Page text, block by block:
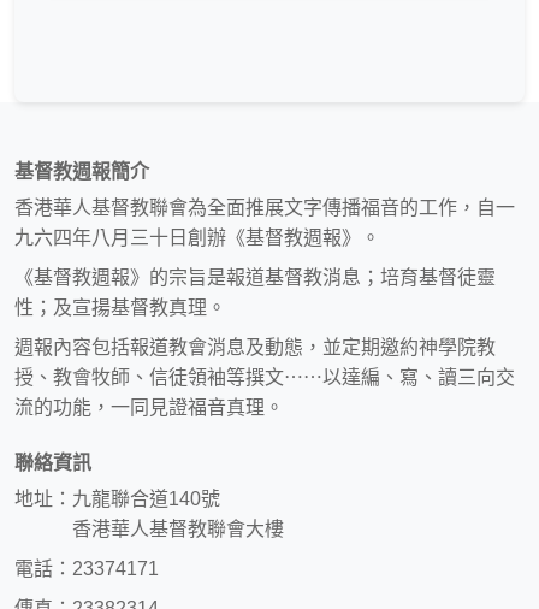
基督教週報簡介
香港華人基督教聯會為全面推展文字傳播福音的工作，自一
九六四年八月三十日創辦《基督教週報》。
《基督教週報》的宗旨是報道基督教消息；培育基督徒靈
性；及宣揚基督教真理。
週報內容包括報道教會消息及動態，並定期邀約神學院教
授、教會牧師、信徒領袖等撰文⋯⋯以達編、寫、讀三向交
流的功能，一同見證福音真理。
聯絡資訊
地址：九龍聯合道140號
香港華人基督教聯會大樓
電話：23374171